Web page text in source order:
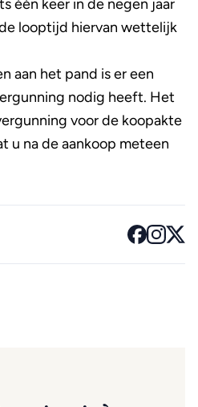
één keer in de negen jaar
looptijd hiervan wettelijk
aan het pand is er een
nodig heeft. Het
voor de koopakte
u na de aankoop meteen